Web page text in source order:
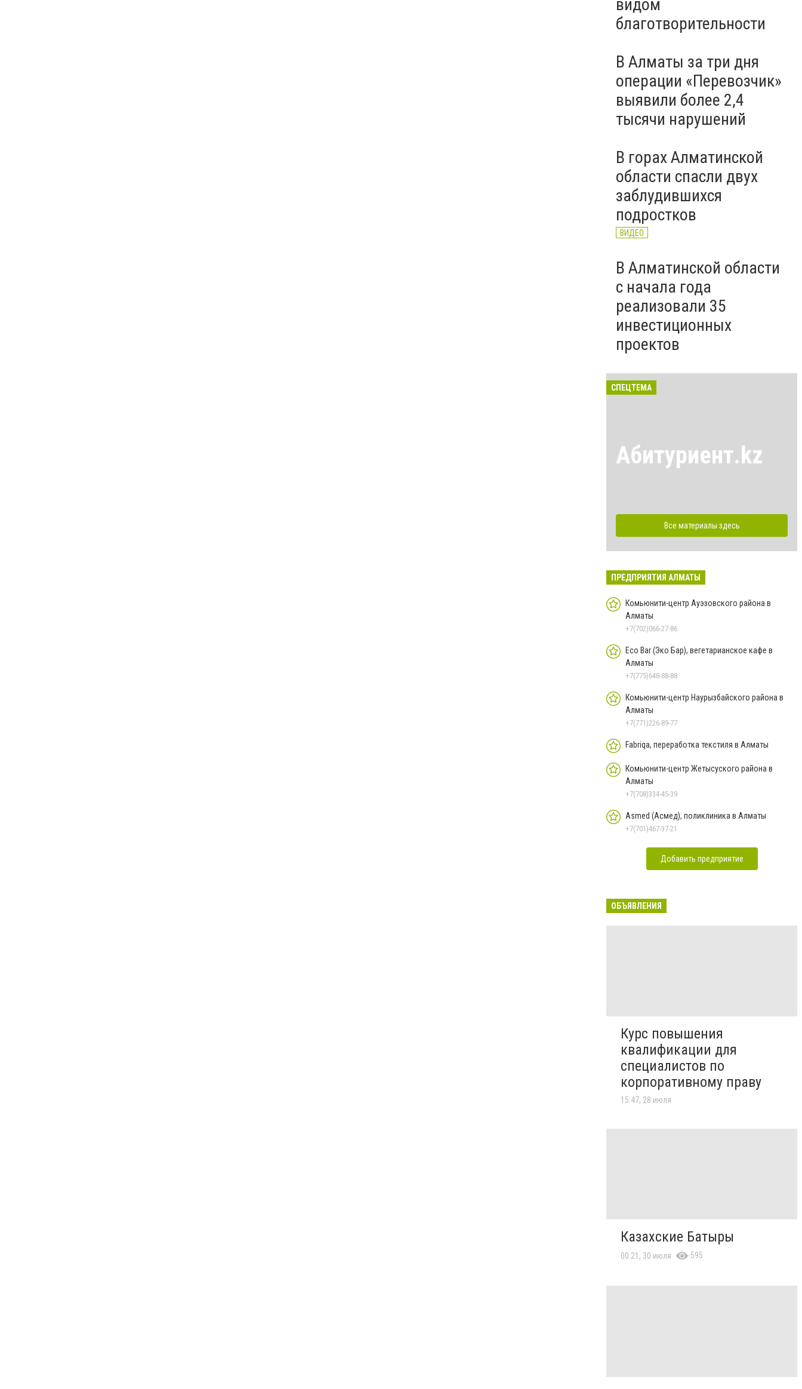
видом
благотворительности
В Алматы за три дня
операции «Перевозчик»
выявили более 2,4
тысячи нарушений
В горах Алматинской
области спасли двух
заблудившихся
подростков
ВИДЕО
В Алматинской области
с начала года
реализовали 35
инвестиционных
проектов
СПЕЦТЕМА
Абитуриент.kz
Все материалы здесь
ПРЕДПРИЯТИЯ АЛМАТЫ
Комьюнити-центр Ауэзовского района в
Алматы
+7(702)066-27-86
Eco Bar (Эко Бар), вегетарианское кафе в
Алматы
+7(775)648-88-88
Комьюнити-центр Наурызбайского района в
Алматы
+7(771)226-89-77
Fabriqa, переработка текстиля в Алматы
Комьюнити-центр Жетысуского района в
Алматы
+7(708)334-45-39
Asmed (Асмед), поликлиника в Алматы
+7(701)467-37-21
Добавить предприятие
ОБЪЯВЛЕНИЯ
Курс повышения
квалификации для
специалистов по
корпоративному праву
15:47, 28 июля
Казахские Батыры
00:21, 30 июля 595